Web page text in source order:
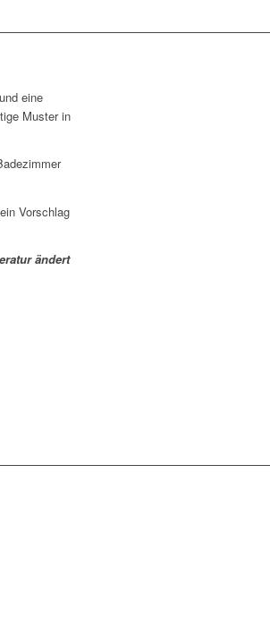
eine
Muster in
Vorschlag
ändert